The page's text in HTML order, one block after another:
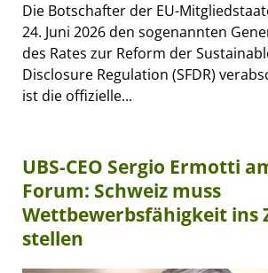
Die Botschafter der EU-
24. Juni 2026 den sogenannten
des Rates zur Reform der
Disclosure Regulation (SFDR)
ist die offizielle...
UBS-CEO Sergio Ermotti
Forum: Schweiz muss
Wettbewerbsfähigkeit ins
stellen